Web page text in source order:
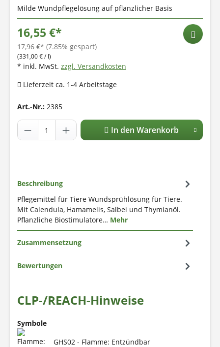
Milde Wundpflegelösung auf pflanzlicher Basis
16,55 €*
17,96 €* (7.85% gespart)
(331,00 € / l)
* inkl. MwSt. zzgl. Versandkosten
Lieferzeit ca. 1-4 Arbeitstage
Art.-Nr.: 2385
In den Warenkorb
Beschreibung
Pflegemittel für Tiere Wundsprühlösung für Tiere.
Mit Calendula, Hamamelis, Salbei und Thymianöl.
Pflanzliche Biostimulatore… Mehr
Zusammensetzung
Bewertungen
CLP-/REACH-Hinweise
Symbole
GHS02 - Flamme: Entzündbar